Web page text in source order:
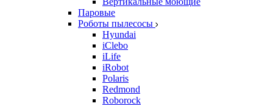
Паровые
Роботы пылесосы
Hyundai
iClebo
iLife
iRobot
Polaris
Redmond
Roborock